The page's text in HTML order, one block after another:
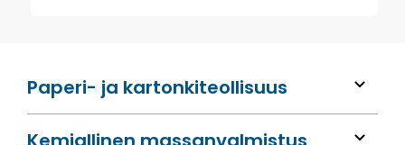
Paperi- ja kartonkiteollisuus